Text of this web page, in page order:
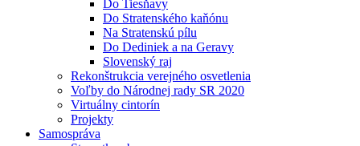
Do Tiesňavy
Do Stratenského kaňónu
Na Stratenskú pílu
Do Dediniek a na Geravy
Slovenský raj
Rekonštrukcia verejného osvetlenia
Voľby do Národnej rady SR 2020
Virtuálny cintorín
Projekty
Samospráva